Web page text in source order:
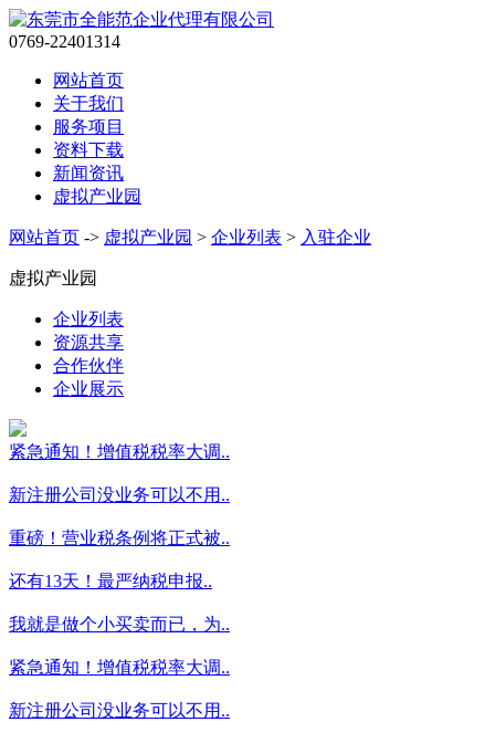
0769-22401314
网站首页
关于我们
服务项目
资料下载
新闻资讯
虚拟产业园
网站首页 -> 虚拟产业园 > 企业列表 > 入驻企业
虚拟产业园
企业列表
资源共享
合作伙伴
企业展示
紧急通知！增值税税率大调..
新注册公司没业务可以不用..
重磅！营业税条例将正式被..
还有13天！最严纳税申报..
我就是做个小买卖而已，为..
紧急通知！增值税税率大调..
新注册公司没业务可以不用..